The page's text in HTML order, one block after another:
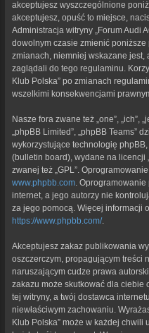
akceptujesz wyszczególnione
akceptujesz, opuść to miejsce,
Administracja witryny „Forum Audi
dowolnym czasie zmienić
zmianach, niemniej wskazane jest,
zaglądali do tego regulaminu.
Klub Polska” po zmianach
wszelkimi konsekwencjami
Nasze fora zwane też „one”, „ich”,
„phpBB Limited”, „phpBB Teams”
wykorzystujące technologię
(bulletin board), wydane na licencji
zwanej też „GPL”.
www.phpbb.com. Oprogramowanie
internet, a jego autorzy nie
za jego pomocą. Więcej informacji
https://www.phpbb.com/.
Akceptujesz zakaz publikowania
oszczerczym, propagującym treści
naruszającym cudze prawa
zakazu może skutkować dla ciebie
tej witryny, a twój dostawca
niewłaściwym zachowaniu.
Klub Polska” może w każdej